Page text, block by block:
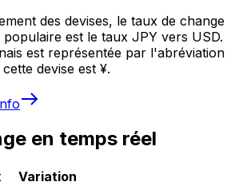
des devises, le taux de change
est le taux JPY vers USD.
est représentée par l'abréviation
devise est ¥.
en temps réel
Variation